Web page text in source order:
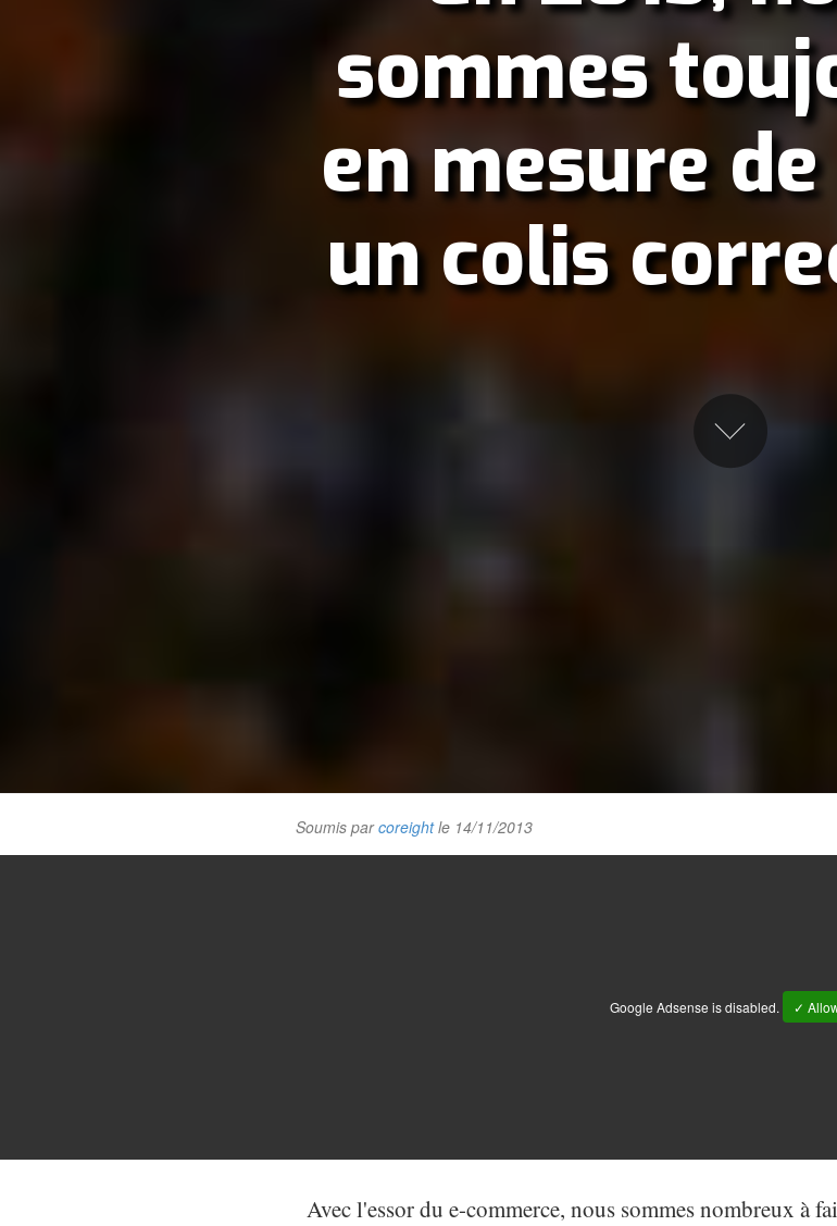
sommes
en mesure
un colis
Soumis parcoreightle 14/11/2013
Google Adsense is disabled. ✓
Avec l'essor du e-commerce, nous sommes nombreux à